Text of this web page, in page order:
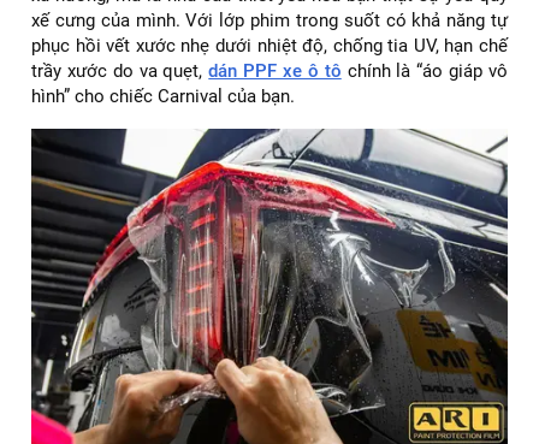
xế cưng của mình. Với lớp phim trong suốt có khả năng tự
phục hồi vết xước nhẹ dưới nhiệt độ, chống tia UV, hạn chế
trầy xước do va quẹt,dán PPF xe ô tô chính là “áo giáp vô
hình” cho chiếc Carnival của bạn.